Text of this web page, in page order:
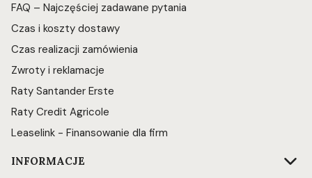
FAQ – Najczęściej zadawane pytania
Czas i koszty dostawy
Czas realizacji zamówienia
Zwroty i reklamacje
Raty Santander Erste
Raty Credit Agricole
Leaselink - Finansowanie dla firm
INFORMACJE